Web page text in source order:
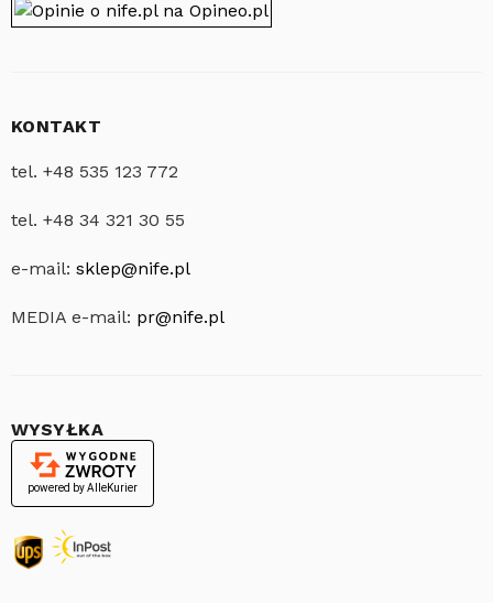
KONTAKT
tel. +48 535 123 772
tel. +48 34 321 30 55
e-mail: sklep@nife.pl
MEDIA e-mail: pr@nife.pl
WYSYŁKA